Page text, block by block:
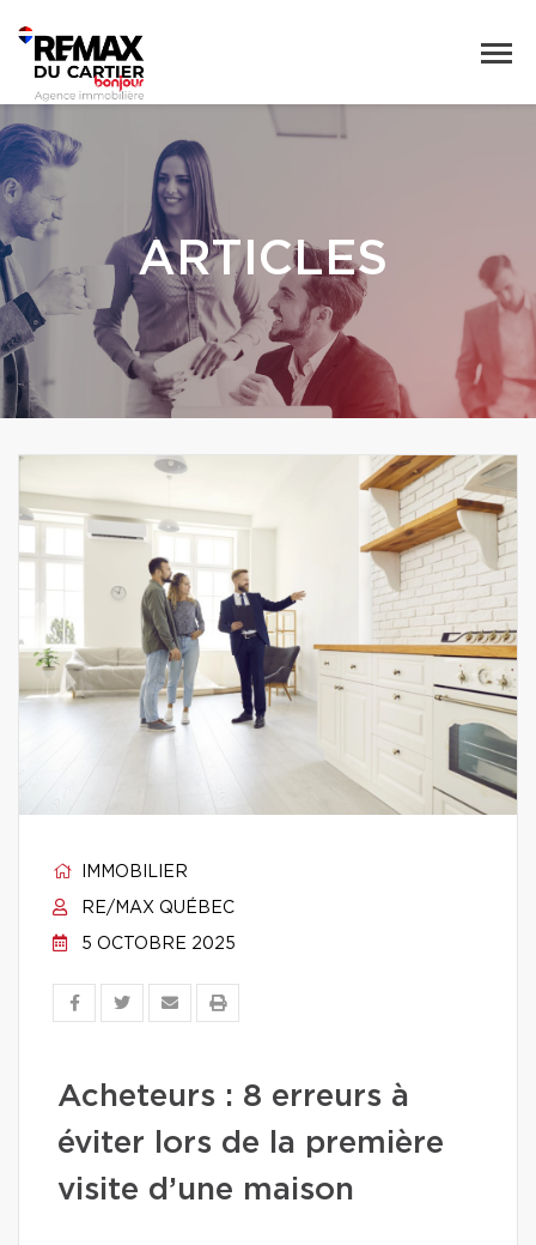
ARTICLES
IMMOBILIER
RE/MAX QUÉBEC
5 OCTOBRE 2025
Acheteurs : 8 erreurs à
éviter lors de la première
visite d’une maison